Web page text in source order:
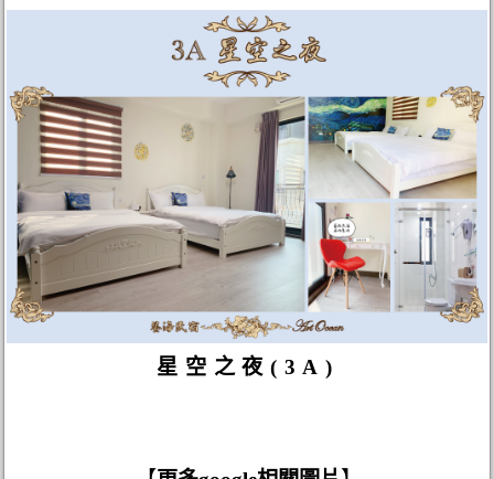
星空之夜(3A)